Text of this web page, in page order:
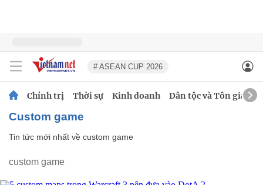
# ASEAN CUP 2026
Chính trị Thời sự Kinh doanh Dân tộc và Tôn giáo
custom game
Tin tức mới nhất về custom game
custom game